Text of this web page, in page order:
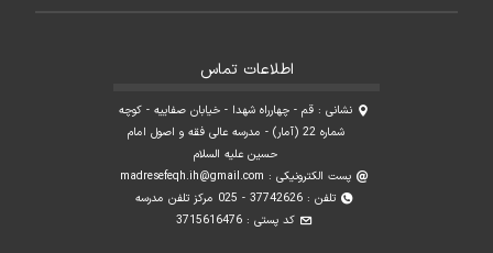
اطلاعات تماس
نشانی : قم - چهارراه شهدا - خیابان صفاییه - کوچه
شماره 22 (آمار) - مدرسه عالی فقه و اصول امام
حسین علیه السلام
پست الکترونیکی : madresefeqh.ih@gmail.com
تلفن : 37742626 - 025 مرکز تلفن مدرسه
کد پستی : 3715616476